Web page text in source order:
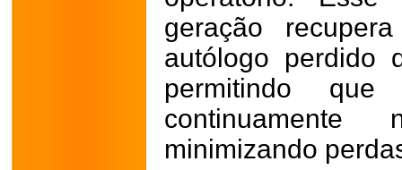
geração
autólogo perdido
permitindo
minimizando